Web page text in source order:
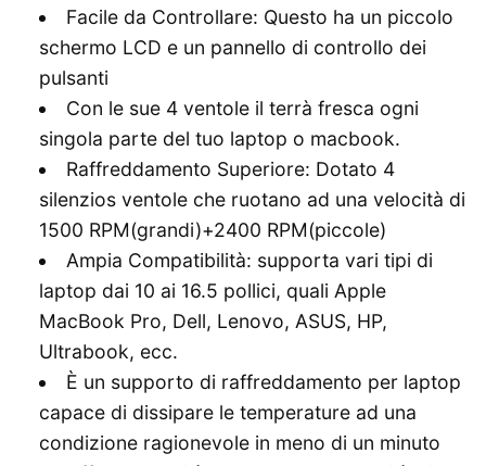
Facile da Controllare: Questo ha un piccolo
schermo LCD e un pannello di controllo dei
pulsanti
Con le sue 4 ventole il terrà fresca ogni
singola parte del tuo laptop o macbook.
Raffreddamento Superiore: Dotato 4
silenzios ventole che ruotano ad una velocità di
1500 RPM(grandi)+2400 RPM(piccole)
Ampia Compatibilità: supporta vari tipi di
laptop dai 10 ai 16.5 pollici, quali Apple
MacBook Pro, Dell, Lenovo, ASUS, HP,
Ultrabook, ecc.
È un supporto di raffreddamento per laptop
capace di dissipare le temperature ad una
condizione ragionevole in meno di un minuto